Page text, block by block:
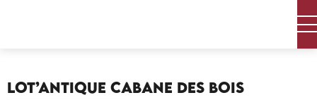
Lot’antique cabane des bois